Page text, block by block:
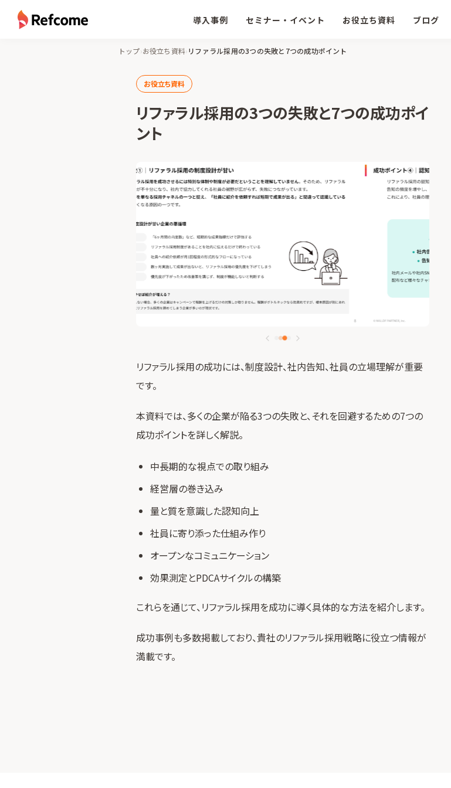
導入事例 セミナー・イベント お役立ち資料 ブログ
トップ›お役立ち資料›リファラル採用の3つの失敗と7つの成功ポイント
お役立ち資料
リファラル採用の3つの失敗と7つの成功ポイ
ント
リファラル採用の成功には、制度設計、社内告知、社員の立場理解が重要
です。
本資料では、多くの企業が陥る3つの失敗と、それを回避するための7つの
成功ポイントを詳しく解説。
中長期的な視点での取り組み
経営層の巻き込み
量と質を意識した認知向上
社員に寄り添った仕組み作り
オープンなコミュニケーション
効果測定とPDCAサイクルの構築
これらを通じて、リファラル採用を成功に導く具体的な方法を紹介します。
成功事例も多数掲載しており、貴社のリファラル採用戦略に役立つ情報が
満載です。